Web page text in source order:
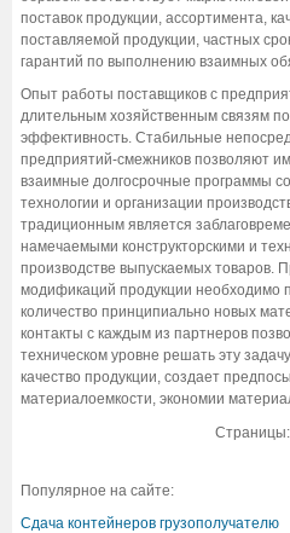
поставок продукции, ассортимента,
поставляемой продукции, частных
гарантий по выполнению взаимных
Опыт работы поставщиков с
длительным хозяйственным связям
эффективность. Стабильные
предприятий-смежников позволяют
взаимные долгосрочные программы
технологии и организации
традиционным является
намечаемыми конструкторскими и
производстве выпускаемых товаров.
модификаций продукции необходимо
количество принципиально новых
контакты с каждым из партнеров
техническом уровне решать эту
качество продукции, создает
материалоемкости, экономии
Страницы:
Популярное на сайте:
Сдача контейнеров грузополучателю